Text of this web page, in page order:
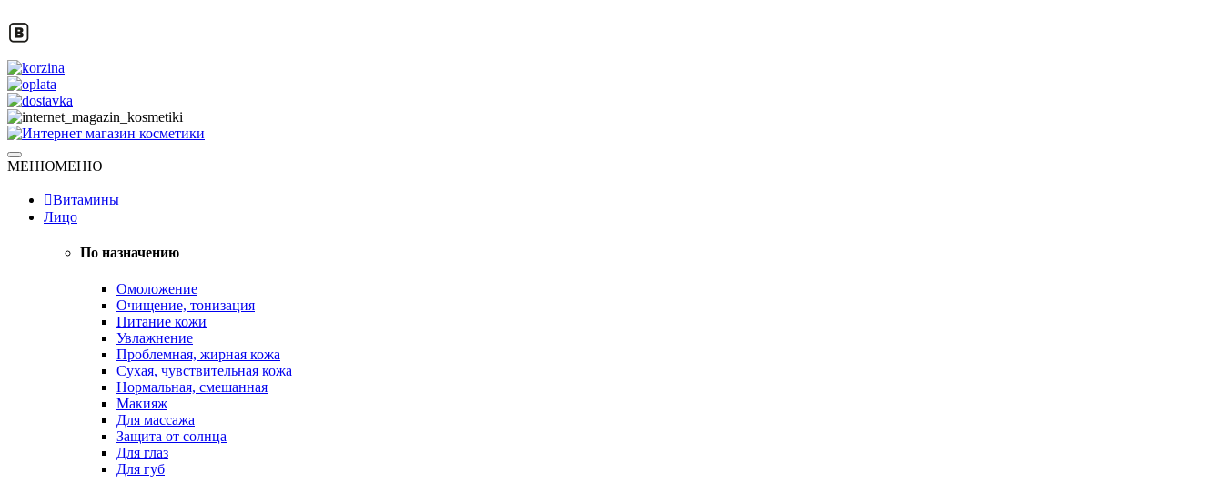
to
content
Интернет магазин косметики
Натуральная косметика
МЕНЮМЕНЮ
Витамины
Лицо
По назначению
Омоложение
Очищение, тонизация
Питание кожи
Увлажнение
Проблемная, жирная кожа
Сухая, чувствительная кожа
Нормальная, смешанная
Макияж
Для массажа
Защита от солнца
Для глаз
Для губ